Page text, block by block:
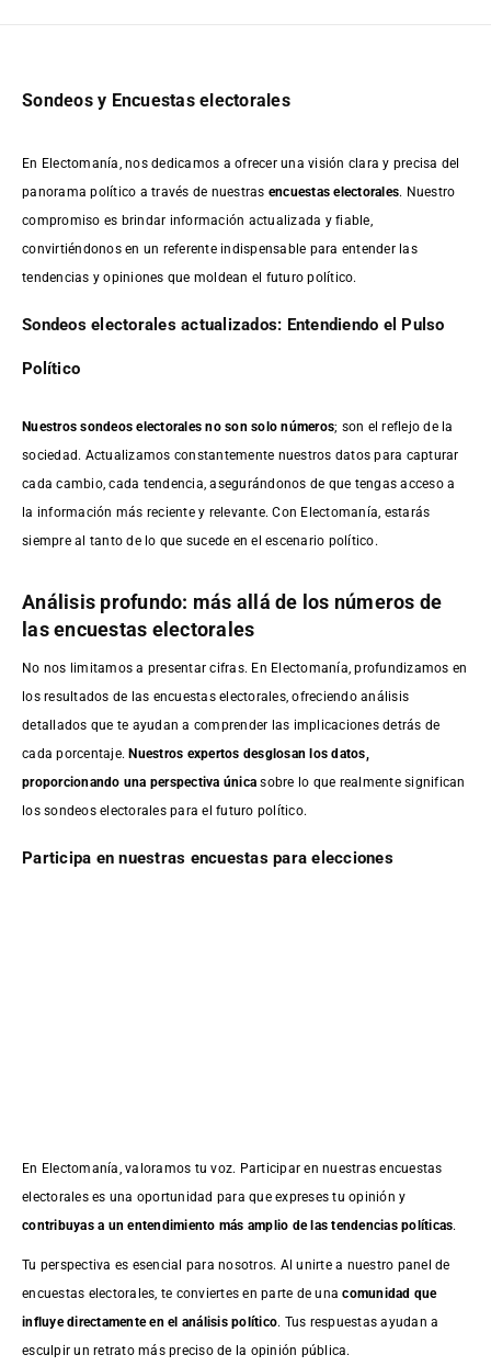
Sondeos y Encuestas electorales
En Electomanía, nos dedicamos a ofrecer una visión clara y precisa del
panorama político a través de nuestras encuestas electorales. Nuestro
compromiso es brindar información actualizada y fiable,
convirtiéndonos en un referente indispensable para entender las
tendencias y opiniones que moldean el futuro político.
Sondeos electorales actualizados: Entendiendo el Pulso
Político
Nuestros sondeos electorales no son solo números; son el reflejo de la
sociedad. Actualizamos constantemente nuestros datos para capturar
cada cambio, cada tendencia, asegurándonos de que tengas acceso a
la información más reciente y relevante. Con Electomanía, estarás
siempre al tanto de lo que sucede en el escenario político.
Análisis profundo: más allá de los números de
las encuestas electorales
No nos limitamos a presentar cifras. En Electomanía, profundizamos en
los resultados de las encuestas electorales, ofreciendo análisis
detallados que te ayudan a comprender las implicaciones detrás de
cada porcentaje.Nuestros expertos desglosan los datos,
proporcionando una perspectiva única sobre lo que realmente significan
los sondeos electorales para el futuro político.
Participa en nuestras encuestas para elecciones
En Electomanía, valoramos tu voz. Participar en nuestras encuestas
electorales es una oportunidad para que expreses tu opinión y
contribuyas a un entendimiento más amplio de las tendencias políticas.
Tu perspectiva es esencial para nosotros. Al unirte a nuestro panel de
encuestas electorales, te conviertes en parte de unacomunidad que
influye directamente en el análisis político. Tus respuestas ayudan a
esculpir un retrato más preciso de la opinión pública.